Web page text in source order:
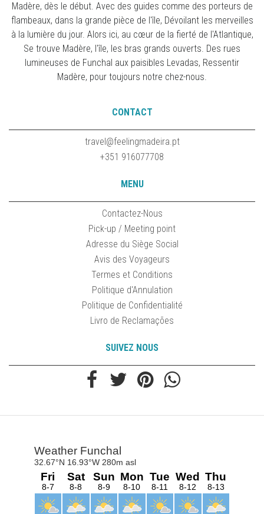
Madère, dès le début. Avec des guides comme des porteurs de
flambeaux, dans la grande pièce de l'île, Dévoilant les merveilles
à la lumière du jour. Alors ici, au cœur de la fierté de l'Atlantique,
Se trouve Madère, l'île, les bras grands ouverts. Des rues
lumineuses de Funchal aux paisibles Levadas, Ressentir
Madère, pour toujours notre chez-nous.
CONTACT
travel@feelingmadeira.pt
+351 916077708
MENU
Contactez-Nous
Pick-up / Meeting point
Adresse du Siège Social
Avis des Voyageurs
Termes et Conditions
Politique d'Annulation
Politique de Confidentialité
Livro de Reclamações
SUIVEZ NOUS